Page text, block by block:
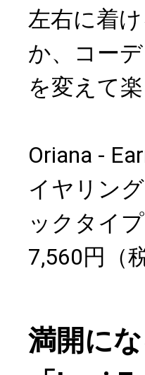
左右に着
か、コー
を変えて
Oriana -
イヤリン
ックタイプ
7,560円（
満開に